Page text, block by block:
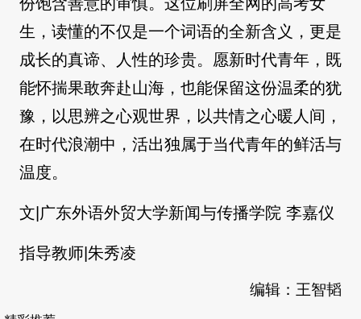
生，读懂的不仅是一个词语的全新含义，更是
成长的真谛、人性的珍贵。愿新时代青年，既
能怀揣果敢奔赴山海，也能保留这份温柔的犹
豫，以思辨之心观世界，以共情之心暖人间，
在时代浪潮中，活出独属于当代青年的鲜活与
温度。
文|广东外语外贸大学新闻与传播学院 李嘉仪
指导教师|朱秀凌
编辑：王智韬